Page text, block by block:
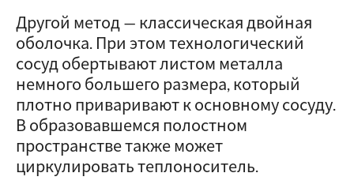
Другой метод — классическая двойная
оболочка. При этом технологический
сосуд обертывают листом металла
немного большего размера, который
плотно приваривают к основному сосуду.
В образовавшемся полостном
пространстве также может
циркулировать теплоноситель.